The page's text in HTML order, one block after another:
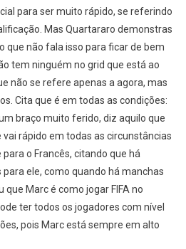
para ser muito rápido, se referindo
Mas Quartararo demonstras
que não fala isso para ficar de bem
tem ninguém no grid que está ao
não se refere apenas a agora, mas
Cita que é em todas as condições:
braço muito ferido, diz aquilo que
rápido em todas as circunstâncias
o Francês, citando que há
ele, como quando há manchas
Marc é como jogar FIFA no
ter todos os jogadores com nível
pois Marc está sempre em alto